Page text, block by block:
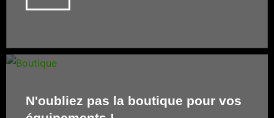
N'oubliez pas la boutique pour vos